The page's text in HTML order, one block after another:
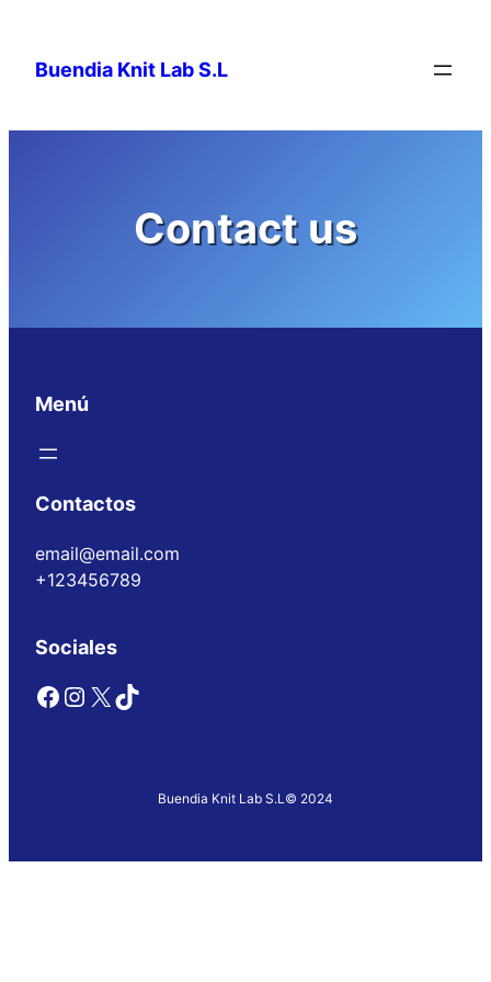
contenido
Buendia Knit Lab S.L
Contact us
Menú
Contactos
email@email.com
+123456789
Sociales
Facebook Instagram X TikTok
Buendia Knit Lab S.L © 2024